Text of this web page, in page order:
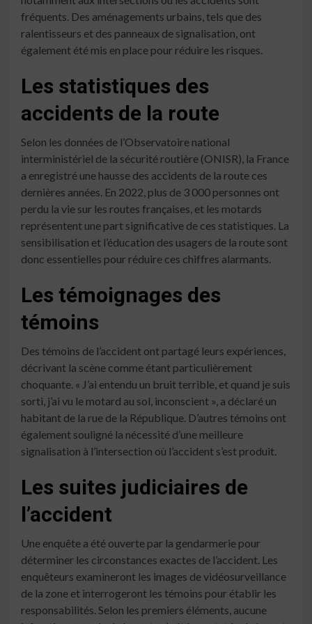
fréquents. Des aménagements urbains, tels que des
ralentisseurs et des panneaux de signalisation, ont
également été mis en place pour réduire les risques.
Les statistiques des
accidents de la route
Selon les données de l’Observatoire national
interministériel de la sécurité routière (ONISR), la France
a enregistré une hausse des accidents de la route ces
dernières années. En 2022, plus de 3 000 personnes ont
perdu la vie sur les routes françaises, et les motards
représentent une part significative de ces statistiques. La
sensibilisation et l’éducation des usagers de la route sont
donc essentielles pour réduire ces chiffres alarmants.
Les témoignages des
témoins
Des témoins de l’accident ont partagé leurs expériences,
décrivant la scène comme étant particulièrement
choquante. « J’ai entendu un bruit terrible, et quand je suis
sorti, j’ai vu le motard au sol, inconscient », a déclaré un
habitant de la rue de la République. D’autres témoins ont
également souligné la nécessité d’une meilleure
signalisation à l’intersection où l’accident s’est produit.
Les suites judiciaires de
l’accident
Une enquête a été ouverte par la gendarmerie pour
déterminer les circonstances exactes de l’accident. Les
enquêteurs examineront les images de vidéosurveillance
de la zone et interrogeront les témoins pour établir les
responsabilités. Selon les premiers éléments, aucune